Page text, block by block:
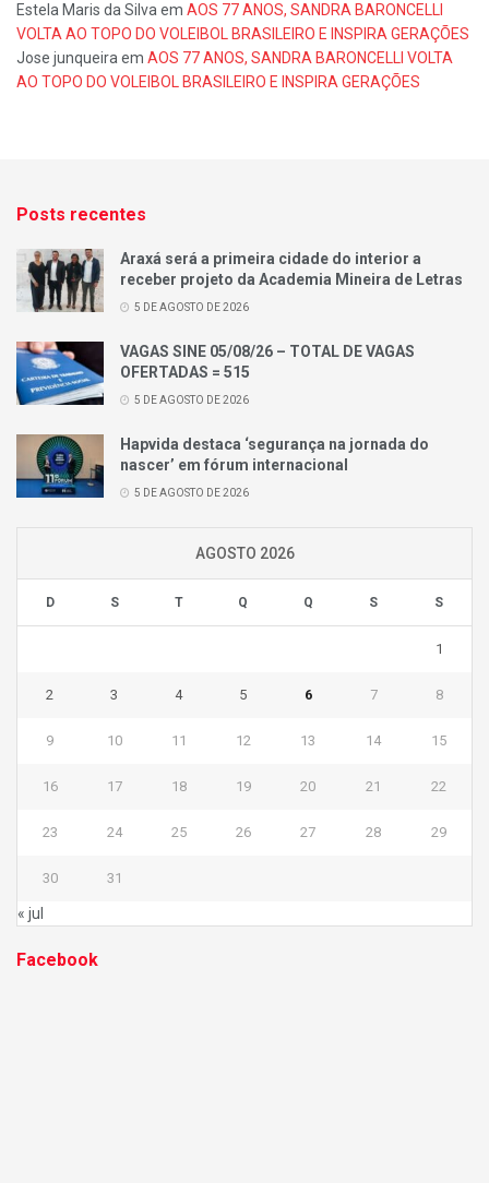
Estela Maris da Silvaem AOS 77 ANOS, SANDRA BARONCELLI
VOLTA AO TOPO DO VOLEIBOL BRASILEIRO E INSPIRA GERAÇÕES
Jose junqueiraem AOS 77 ANOS, SANDRA BARONCELLI VOLTA
AO TOPO DO VOLEIBOL BRASILEIRO E INSPIRA GERAÇÕES
Posts recentes
Araxá será a primeira cidade do interior a
receber projeto da Academia Mineira de Letras
5 DE AGOSTO DE 2026
VAGAS SINE 05/08/26 – TOTAL DE VAGAS
OFERTADAS = 515
5 DE AGOSTO DE 2026
Hapvida destaca ‘segurança na jornada do
nascer’ em fórum internacional
5 DE AGOSTO DE 2026
AGOSTO 2026
D S T Q Q S S
1
2 3 4 5 6 7 8
9 10 11 12 13 14 15
16 17 18 19 20 21 22
23 24 25 26 27 28 29
30 31
« jul
Facebook